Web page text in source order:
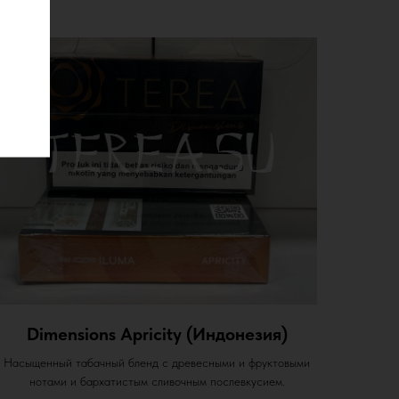
Dimensions Apricity (Индонезия)
Насыщенный табачный бленд с древесными и фруктовыми
нотами и бархатистым сливочным послевкусием.